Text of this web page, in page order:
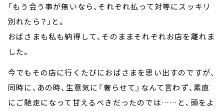
「もう会う事が無いなら、それぞれ払って対等にスッキリ
別れたら？」と。
おばさまも私も納得して、そのままそれぞれお店を離れま
した。
今でもその店に行くたびにおばさまを思い出すのですが、
同時に、あの時、生意気に『奢らせて』なんて言わず、素直
にご馳走になって甘えるべきだったのでは……と、頭をよ